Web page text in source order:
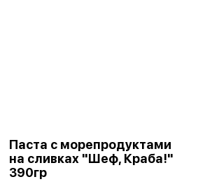
Паста с морепродуктами
на сливках "Шеф, Краба!"
390гр